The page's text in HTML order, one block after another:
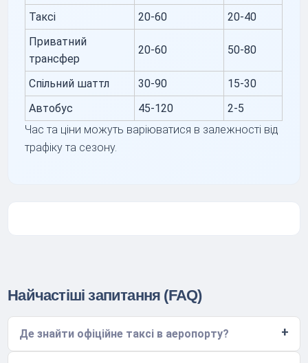
Таксі 20-60
20-40
Приватний
трансфер
20-60 50-80
Спільний шаттл 30-90
15-30
Автобус
45-120
2-5
Час та ціни можуть варіюватися в залежності від
трафіку та сезону.
Найчастіші запитання (FAQ)
Де знайти офіційне таксі в аеропорту?